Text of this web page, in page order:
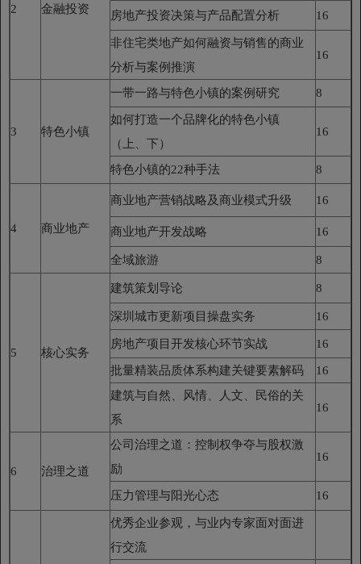
2 金融投资 房地产投资决策与产品配置分析 16
非住宅类地产如何融资与销售的商业
分析与案例推演
16
3 特色小镇
一带一路与特色小镇的案例研究 8
如何打造一个品牌化的特色小镇
（上、下）
16
特色小镇的22种手法 8
4 商业地产
商业地产营销战略及商业模式升级 16
商业地产开发战略 16
全域旅游 8
5 核心实务
建筑策划导论 8
深圳城市更新项目操盘实务 16
房地产项目开发核心环节实战 16
批量精装品质体系构建关键要素解码
16
建筑与自然、风情、人文、民俗的关
系
16
6 治理之道
公司治理之道：控制权争夺与股权激
励
16
压力管理与阳光心态 16
优秀企业参观，与业内专家面对面进
行交流